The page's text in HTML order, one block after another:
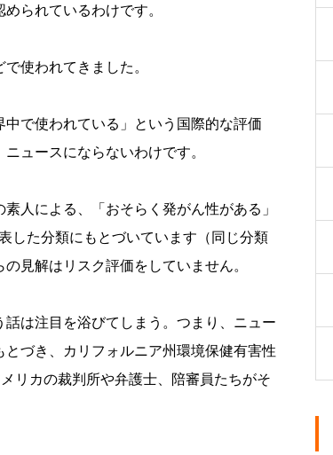
られているわけです。
使われてきました。
で使われている」という国際的な評価
ュースにならないわけです。
人による、「おそらく発がん性がある」
した分類にもとづいています（同じ分類
見解はリスク評価をしていません。
は注目を浴びてしまう。つまり、ニュー
づき、カリフォルニア州環境保健有害性
リカの裁判所や弁護士、陪審員たちがそ